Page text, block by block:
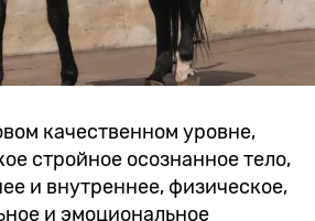
качественном уровне,
стройное осознанное тело,
и внутреннее, физическое,
и эмоциональное